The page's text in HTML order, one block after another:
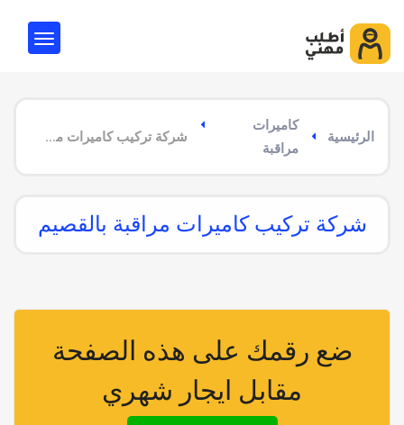
الرئيسية
كاميرات
مراقبة
شركة تركيب كاميرات مراقبة بالقصيم
شركة تركيب كاميرات مراقبة بالقصيم
ضع رقمك على هذه الصفحة
مقابل ايجار شهري